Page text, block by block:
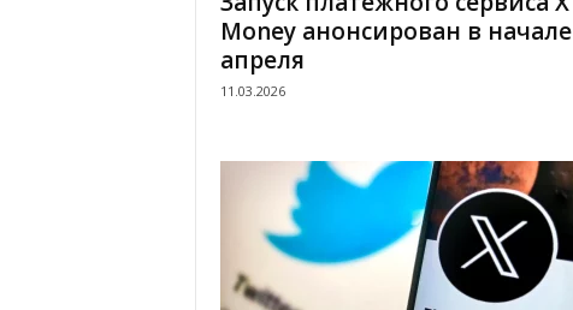
.
Money анонсирован в начале
апреля
11.03.2026